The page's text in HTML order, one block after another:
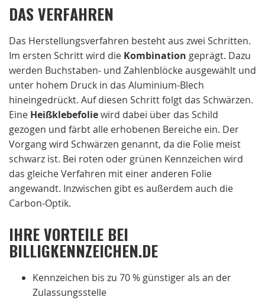
DAS VERFAHREN
Das Herstellungsverfahren besteht aus zwei Schritten.
Im ersten Schritt wird die Kombination geprägt. Dazu
werden Buchstaben- und Zahlenblöcke ausgewählt und
unter hohem Druck in das Aluminium-Blech
hineingedrückt. Auf diesen Schritt folgt das Schwärzen.
Eine Heißklebefoliewird dabei über das Schild
gezogen und färbt alle erhobenen Bereiche ein. Der
Vorgang wird Schwärzen genannt, da die Folie meist
schwarz ist. Bei roten oder grünen Kennzeichen wird
das gleiche Verfahren mit einer anderen Folie
angewandt. Inzwischen gibt es außerdem auch die
Carbon-Optik.
IHRE VORTEILE BEI
BILLIGKENNZEICHEN.DE
Kennzeichen bis zu 70 % günstiger als an der
Zulassungsstelle